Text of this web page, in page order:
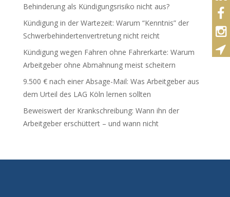
Behinderung als Kündigungsrisiko nicht aus?
Kündigung in der Wartezeit: Warum “Kenntnis” der
Schwerbehindertenvertretung nicht reicht
Kündigung wegen Fahren ohne Fahrerkarte: Warum
Arbeitgeber ohne Abmahnung meist scheitern
9.500 € nach einer Absage-Mail: Was Arbeitgeber aus
dem Urteil des LAG Köln lernen sollten
Beweiswert der Krankschreibung: Wann ihn der
Arbeitgeber erschüttert – und wann nicht